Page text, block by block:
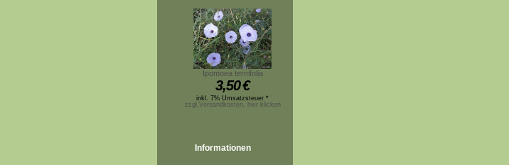
Ipomoea ternifolia
3,50€
inkl. 7% Umsatzsteuer *
zzgl.Versandkosten, hier klicken
Informationen